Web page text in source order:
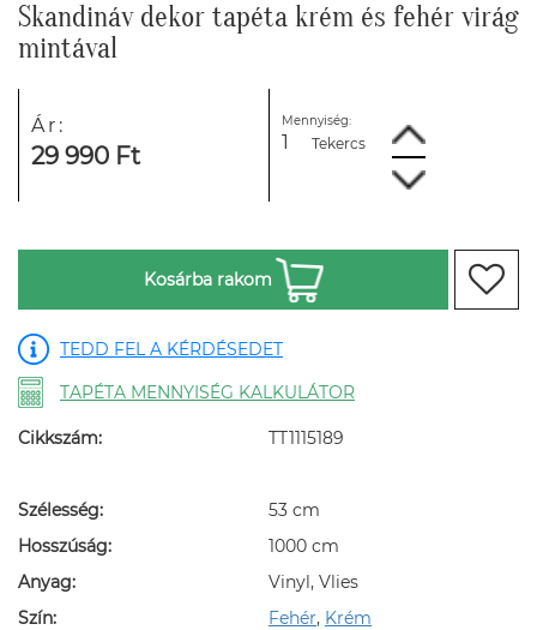
Skandináv dekor tapéta krém és fehér virág
mintával
Ár:
29 990 Ft
Mennyiség:
Tekercs
Kosárba rakom
TEDD FEL A KÉRDÉSEDET
TAPÉTA MENNYISÉG KALKULÁTOR
Cikkszám: TT1115189
Szélesség:
53 cm
Hosszúság:
1000 cm
Anyag:
Vinyl, Vlies
Szín:
Fehér, Krém